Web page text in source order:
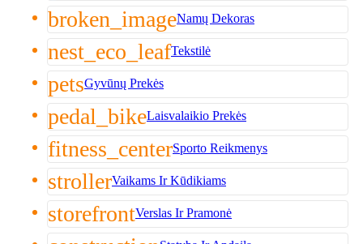
broken_imageNamų Dekoras
nest_eco_leafTekstilė
petsGyvūnų Prekės
pedal_bikeLaisvalaikio Prekės
fitness_centerSporto Reikmenys
strollerVaikams Ir Kūdikiams
storefrontVerslas Ir Pramonė